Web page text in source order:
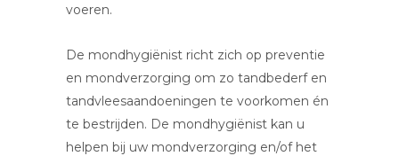
voeren.
De mondhygiënist richt zich op preventie
en mondverzorging om zo tandbederf en
tandvleesaandoeningen te voorkomen én
te bestrijden. De mondhygiënist kan u
helpen bij uw mondverzorging en/of het